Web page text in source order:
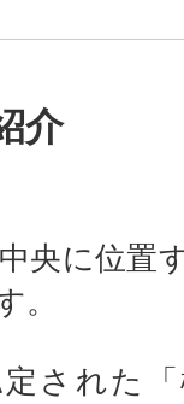
介
央に位置
。
された